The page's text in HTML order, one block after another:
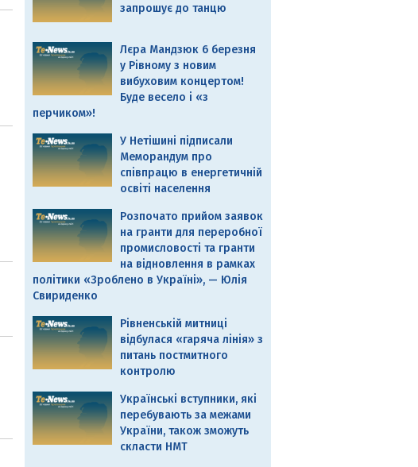
запрошує до танцю
Лєра Мандзюк 6 березня
у Рівному з новим
вибуховим концертом!
Буде весело і «з
перчиком»!
У Нетішині підписали
Меморандум про
співпрацю в енергетичній
освіті населення
Розпочато прийом заявок
на гранти для переробної
промисловості та гранти
на відновлення в рамках
політики «Зроблено в Україні», — Юлія
Свириденко
Рівненській митниці
відбулася «гаряча лінія» з
питань постмитного
контролю
Українські вступники, які
перебувають за межами
України, також зможуть
скласти НМТ